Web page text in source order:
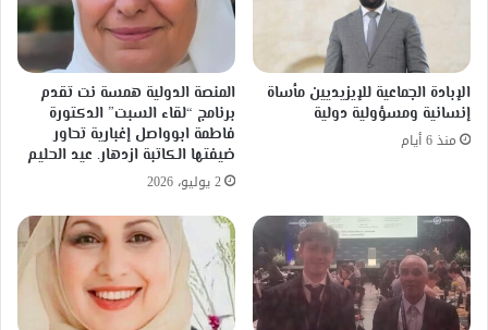
الإبادة الجماعية للإيزيديين مأساة
إنسانية ومسؤولية دولية
منذ 6 أيام
المنصة الدولية همسة نت تقدم
برنامج “لقاء السبت” الدكتورة
فاطمة ابوواصل إغبارية تحاور
ضيفتها الكاتبة ازدهار. عيد الحليم
2 يوليو، 2026